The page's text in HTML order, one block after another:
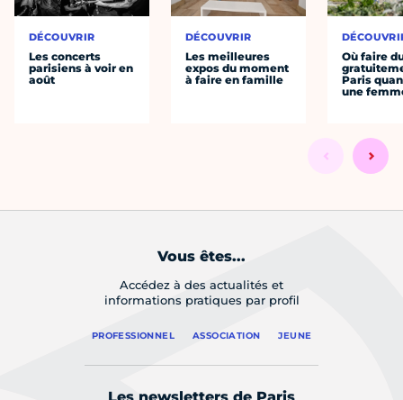
DÉCOUVRIR
Les concerts
parisiens à voir en
août
DÉCOUVRIR
Les meilleures
expos du moment
à faire en famille
Où faire
Paris
une
Vous êtes...
Accédez à des actualités et
informations pratiques par profil
PROFESSIONNEL ASSOCIATION JEUNE